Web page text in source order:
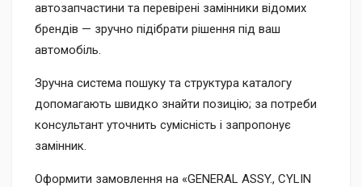
автозапчастини та перевірені замінники відомих
брендів — зручно підібрати рішення під ваш
автомобіль.
Зручна система пошуку та структура каталогу
допомагають швидко знайти позицію; за потреби
консультант уточнить сумісність і запропонує
замінник.
Оформити замовлення на «GENERAL ASSY., CYLIN